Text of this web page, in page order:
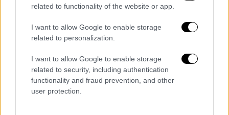
related to functionality of the website or app.
I want to allow Google to enable storage
related to personalization.
I want to allow Google to enable storage
related to security, including authentication
functionality and fraud prevention, and other
user protection.
Ελλάδα|15.11.2022 23:15
Βόλος: Η πρώτη δωρεά οργάνων μετά
από τρία χρόνια - Η γενναία απόφαση
οικογένειας 55χρονης που ήταν
εγκεφαλικά νεκρή
Η πρώτη δωρεά οργάνων μετά από τρία